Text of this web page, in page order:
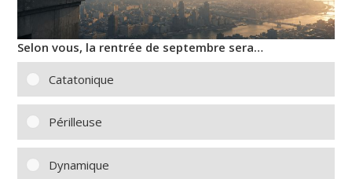
Selon vous, la rentrée de septembre sera…
Catatonique
Périlleuse
Dynamique